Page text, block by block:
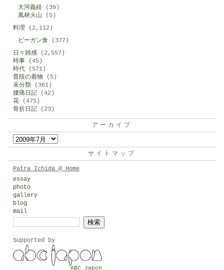
大河義経 (39)
風林火山 (5)
料理 (2,112)
ビーガン食 (377)
日々雑感 (2,557)
時事 (45)
時代 (571)
普段の着物 (5)
未分類 (361)
腰痛日記 (42)
花 (475)
骨折日記 (23)
アーカイブ
イ
サイトマップ
Patra Ichida @ Home
essay
photo
gallery
blog
mail
Supported by
ABC Japon